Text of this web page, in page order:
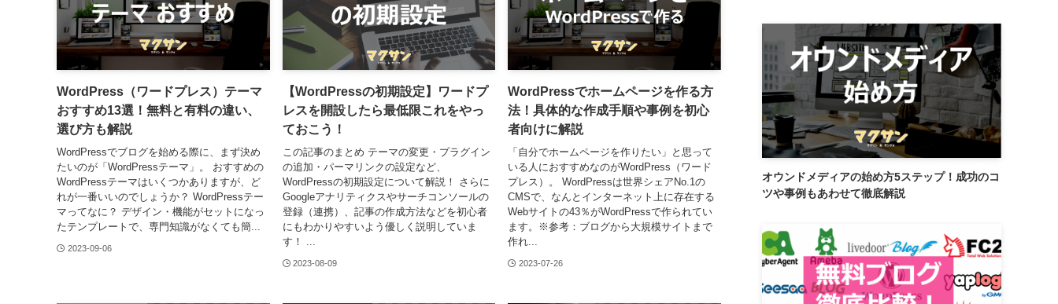
WordPress（ワードプレス）テーマ
おすすめ13選！無料と有料の違い、
選び方も解説
WordPressでブログを始める際に、まず決め
たいのが「WordPressテーマ」。 おすすめの
WordPressテーマはいくつかありますが、ど
れが一番いいのでしょうか？ WordPressテー
マってなに？ デザイン・機能がセットになっ
たテンプレートで、専門知識がなくても簡...
2023-09-06
【WordPressの初期設定】ワードプ
レスを開設したら最低限これをやっ
ておこう！
この記事のまとめ テーマの変更・プラグイン
の追加・パーマリンクの設定など、
WordPressの初期設定について解説！ さらに
Googleアナリティクスやサーチコンソールの
登録（連携）、記事の作成方法などを初心者
にもわかりやすいよう優しく説明していま
す！ ...
2023-08-09
WordPressでホームページを作る方
法！具体的な作成手順や事例を初心
者向けに解説
「自分でホームページを作りたい」と思って
いる人におすすめなのがWordPress（ワード
プレス）。 WordPressは世界シェアNo.1の
CMSで、なんとインターネット上に存在する
Webサイトの43％がWordPressで作られてい
ます。※参考：ブログから大規模サイトまで
作れ...
2023-07-26
オウンドメディアの始め方5ステップ！成功のコ
ツや事例もあわせて徹底解説